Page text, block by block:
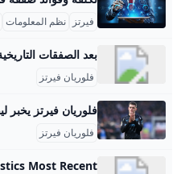
فيرتز نظم المعلومات
فلوريان فيرتز
فلوريان فيرتز